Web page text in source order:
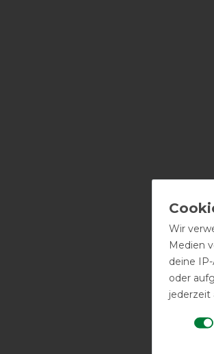
Wir
Medien
deine
oder
jederzeit